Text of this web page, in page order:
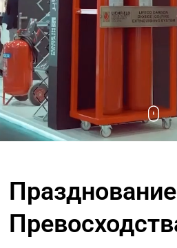
Празднование